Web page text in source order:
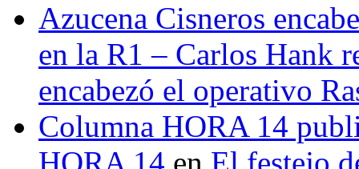
Azucena Cisneros
en la R1 – Carlos Hank
encabezó el operativo
Columna HORA 14